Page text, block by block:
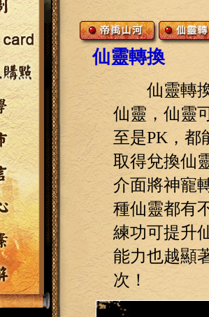
仙靈轉換
仙靈轉換
仙靈，仙靈
至是PK，都
取得兌換仙
介面將神寵
種仙靈都有
練功可提升
能力也越顯
次！